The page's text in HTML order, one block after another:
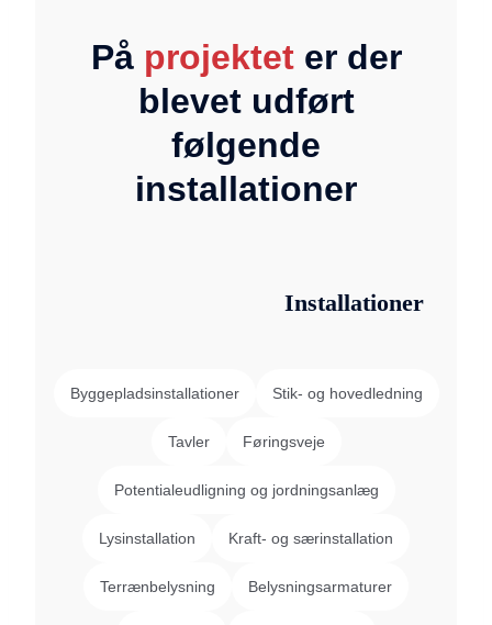
På projekteter der
blevet udført
følgende
installationer
Installationer
Byggepladsinstallationer Stik- og hovedledning
Tavler Føringsveje
Potentialeudligning og jordningsanlæg
Lysinstallation Kraft- og særinstallation
Terrænbelysning Belysningsarmaturer